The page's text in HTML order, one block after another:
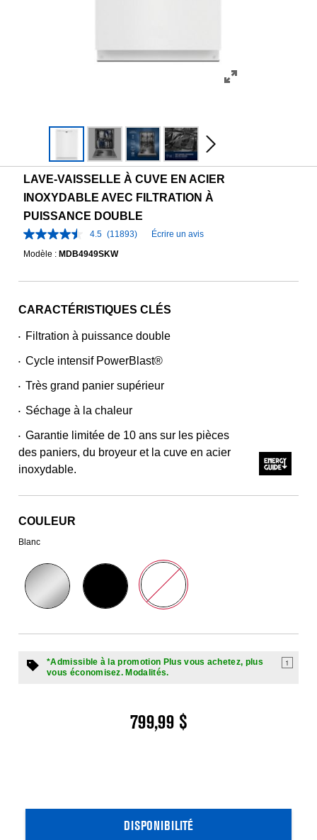
LAVE-VAISSELLE À CUVE EN ACIER
INOXYDABLE AVEC FILTRATION À
PUISSANCE DOUBLE
4.5 (11893)
Écrire un avis
Modèle : MDB4949SKW
CARACTÉRISTIQUES CLÉS
• Filtration à puissance double
• Cycle intensif PowerBlast®
• Très grand panier supérieur
• Séchage à la chaleur
•
Garantie limitée de 10 ans sur les pièces
des paniers, du broyeur et la cuve en acier
inoxydable.
COULEUR
Blanc
*Admissible à la promotion Plus vous achetez, plus
vous économisez. Modalités.
1
799,99 $
DISPONIBILITÉ